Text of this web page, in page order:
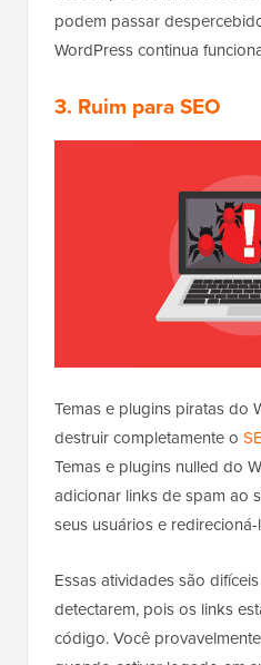
podem passar
WordPress continua
3. Ruim para SEO
Temas e plugins piratas do
destruir completamente o
Temas e plugins nulled do
adicionar links de spam ao
seus usuários e
Essas atividades são
detectarem, pois os links
código. Você